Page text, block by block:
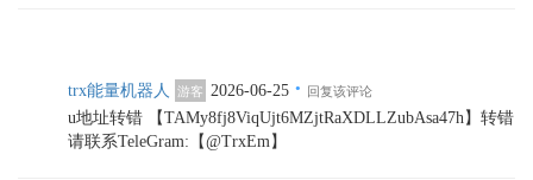
trx能量机器人 游客 2026-06-25 · 回复该评论
u地址转错 【TAMy8fj8ViqUjt6MZjtRaXDLLZubAsa47h】转错
请联系TeleGram:【@TrxEm】